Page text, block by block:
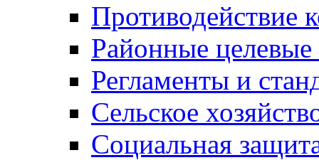
Противодействие
Районные
Регламенты и
Сельское
Социальная